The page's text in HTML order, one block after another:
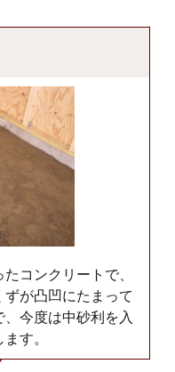
コンクリートで、
が凸凹にたまって
今度は中砂利を入
す。